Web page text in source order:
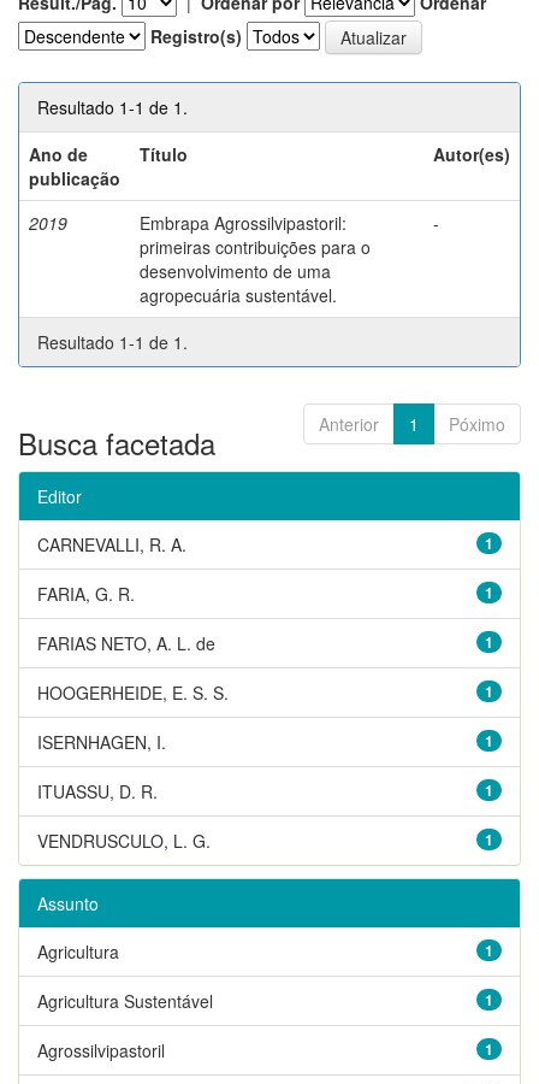
Registro(s)
Resultado 1-1 de 1.
Ano de
publicação
Título Autor(es)
2019
Embrapa Agrossilvipastoril:
primeiras contribuições para o
desenvolvimento de uma
agropecuária sustentável.
-
Resultado 1-1 de 1.
Anterior 1 Póximo
Busca facetada
Editor
1
CARNEVALLI, R. A.
1
FARIA, G. R.
1
FARIAS NETO, A. L. de
1
HOOGERHEIDE, E. S. S.
1
ISERNHAGEN, I.
1
ITUASSU, D. R.
1
VENDRUSCULO, L. G.
Assunto
1
Agricultura
1
Agricultura Sustentável
1
Agrossilvipastoril